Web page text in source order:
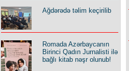
Ağdərədə təlim keçirilib
Romada Azərbaycanın
Birinci Qadın Jurnalisti ilə
bağlı kitab nəşr olunub!